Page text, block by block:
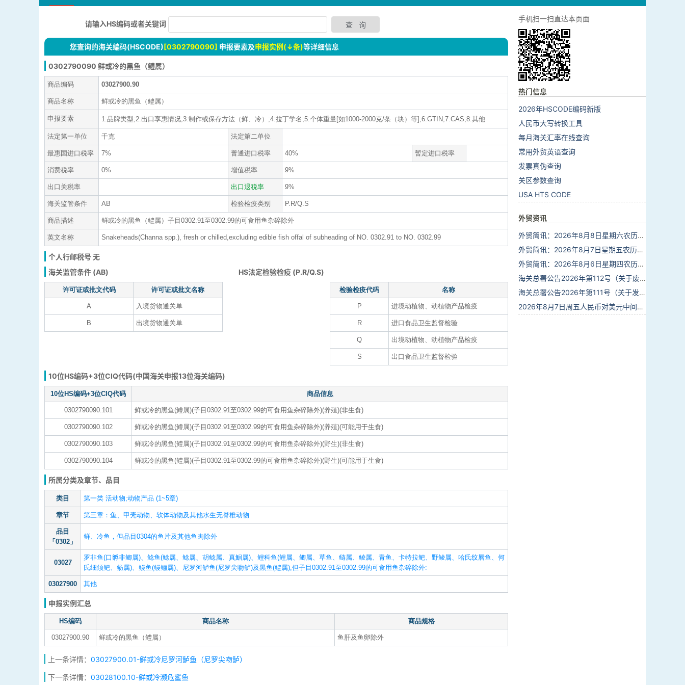
请输入HS编码或者关键词
您查询的海关编码(HSCODE)[0302790090] 申报要素及申报实例(↓条)等详细信息
0302790090 鲜或冷的黑鱼（鳢属）
商品编码 03027900.90
商品名称 鲜或冷的黑鱼（鳢属）
申报要素 1:品牌类型;2:出口享惠情况;3:制作或保存方法（鲜、冷）;4:拉丁学名;5:个体重量[如1000-2000克/条（块）等];6:GTIN;7:CAS;8:其他
法定第一单位 千克 法定第二单位
最惠国进口税率 7% 普通进口税率 40% 暂定进口税率
消费税率 0% 增值税率 9%
出口关税率 出口退税率 9%
海关监管条件 AB 检验检疫类别 P.R/Q.S
商品描述 鲜或冷的黑鱼（鳢属）子目0302.91至0302.99的可食用鱼杂碎除外
英文名称 Snakeheads(Channa spp.), fresh or chilled,excluding edible fish offal of subheading of NO. 0302.91 to NO. 0302.99
个人行邮税号 无
海关监管条件 (AB)
HS法定检验检疫 (P.R/Q.S)
许可证或批文代码 许可证或批文名称
A 入境货物通关单
B 出境货物通关单
检验检疫代码 名称
P 进境动植物、动植物产品检疫
R 进口食品卫生监督检验
Q 出境动植物、动植物产品检疫
S 出口食品卫生监督检验
10位HS编码+3位CIQ代码(中国海关申报13位海关编码)
10位HS编码+3位CIQ代码 商品信息
0302790090.101 鲜或冷的黑鱼(鳢属)(子目0302.91至0302.99的可食用鱼杂碎除外)(养殖)(非生食)
0302790090.102 鲜或冷的黑鱼(鳢属)(子目0302.91至0302.99的可食用鱼杂碎除外)(养殖)(可能用于生食)
0302790090.103 鲜或冷的黑鱼(鳢属)(子目0302.91至0302.99的可食用鱼杂碎除外)(野生)(非生食)
0302790090.104 鲜或冷的黑鱼(鳢属)(子目0302.91至0302.99的可食用鱼杂碎除外)(野生)(可能用于生食)
所属分类及章节、品目
类目 第一类 活动物;动物产品 (1~5章)
章节 第三章：鱼、甲壳动物、软体动物及其他水生无脊椎动物
品目
「0302」
鲜、冷鱼，但品目0304的鱼片及其他鱼肉除外
03027
罗非鱼(口孵非鲫属)、鲶鱼(鲶属、鲶属、胡鲶属、真鮰属)、鲤科鱼(鲤属、鲫属、草鱼、鲢属、鲮属、青鱼、卡特拉鲃、野鲮属、哈氏纹唇鱼、何
氏细须鲃、鲂属)、鳗鱼(鳗鲡属)、尼罗河鲈鱼(尼罗尖吻鲈)及黑鱼(鳢属),但子目0302.91至0302.99的可食用鱼杂碎除外:
03027900 其他
申报实例汇总
HS编码 商品名称 商品规格
03027900.90 鲜或冷的黑鱼（鳢属） 鱼肝及鱼卵除外
上一条详情： 03027900.01-鲜或冷尼罗河鲈鱼（尼罗尖吻鲈）
下一条详情： 03028100.10-鲜或冷濒危鲨鱼
手机扫一扫直达本页面
热门信息
2026年HSCODE编码新版
人民币大写转换工具
每月海关汇率在线查询
常用外贸英语查询
发票真伪查询
关区参数查询
USA HTS CODE
外贸资讯
外贸简讯：2026年8月8日星期六农历六月廿六
外贸简讯：2026年8月7日星期五农历六月廿五
外贸简讯：2026年8月6日星期四农历六月廿四
海关总署公告2026年第112号（关于废止部分卫生检疫类规范性文件的公告）
海关总署公告2026年第111号（关于发布《进出境动植物检疫处理监督管理工作规定》《进出境卫生处理监督管理工作规定》的公告）
2026年8月7日周五人民币对美元中间价报6.7904调贬9个基点